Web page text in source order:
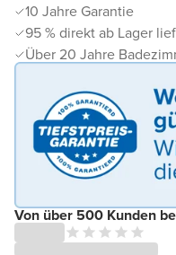
10 Jahre Garantie
95 % direkt ab Lager
Über 20 Jahre
Von über 500 Kunden